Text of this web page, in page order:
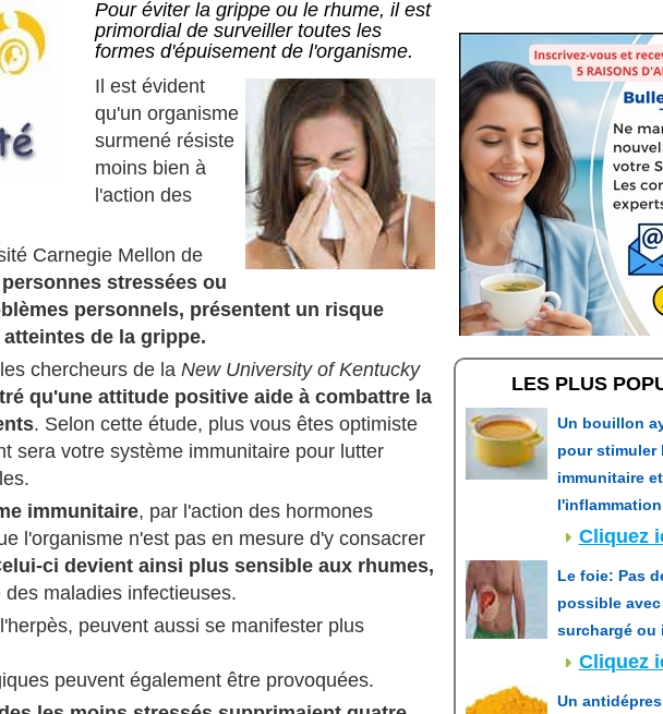
Pour éviter la grippe ou le rhume, il est
primordial de surveiller toutes les
formes d'épuisement de l'organisme.
Il est évident
qu'un organisme
surmené résiste
moins bien à
l'action des
Carnegie Mellon de
personnes stressées ou
personnels, présentent un risque
de la grippe.
chercheurs de la New University of Kentucky
qu'une attitude positive aide à combattre la
. Selon cette étude, plus vous êtes optimiste
sera votre système immunitaire pour lutter
immunitaire, par l'action des hormones
l'organisme n'est pas en mesure d'y consacrer
ci devient ainsi plus sensible aux rhumes,
maladies infectieuses.
peuvent aussi se manifester plus
peuvent également être provoquées.
LES PLUS
Un bouillon
pour stimuler
immunitaire
l'inflammation
Cliquez
Le foie: Pas
possible
surchargé ou
Cliquez
Un